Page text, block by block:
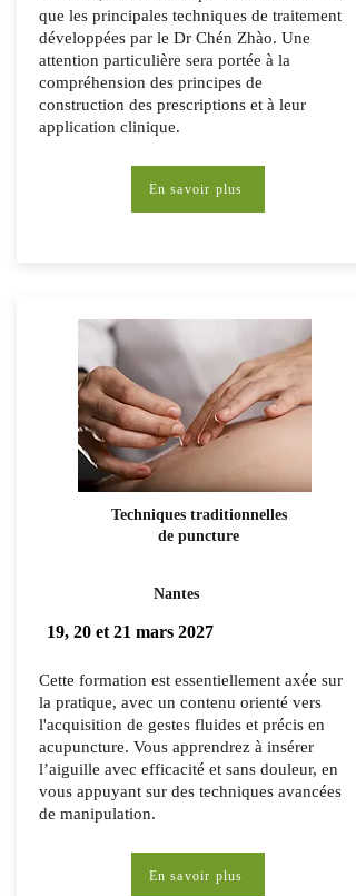
que les principales techniques de traitement
développées par le Dr Chén Zhào. Une
attention particulière sera portée à la
compréhension des principes de
construction des prescriptions et à leur
application clinique.
En savoir plus
Techniques traditionnelles
de puncture
Nantes
19, 20 et 21 mars 2027
Cette formation est essentiellement axée sur
la pratique, avec un contenu orienté vers
l'acquisition de gestes fluides et précis en
acupuncture. Vous apprendrez à insérer
l’aiguille avec efficacité et sans douleur, en
vous appuyant sur des techniques avancées
de manipulation.
En savoir plus